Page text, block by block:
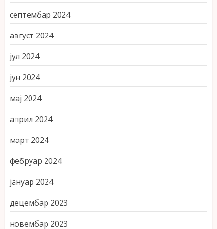
септембар 2024
август 2024
јул 2024
јун 2024
мај 2024
април 2024
март 2024
фебруар 2024
јануар 2024
децембар 2023
новембар 2023